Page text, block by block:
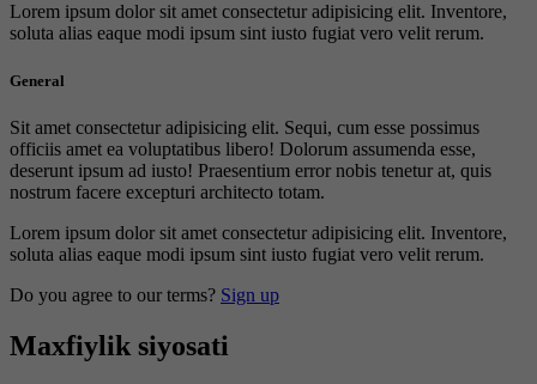
Lorem ipsum dolor sit amet consectetur adipisicing elit. Inventore,
soluta alias eaque modi ipsum sint iusto fugiat vero velit rerum.
General
Sit amet consectetur adipisicing elit. Sequi, cum esse possimus
officiis amet ea voluptatibus libero! Dolorum assumenda esse,
deserunt ipsum ad iusto! Praesentium error nobis tenetur at, quis
nostrum facere excepturi architecto totam.
Lorem ipsum dolor sit amet consectetur adipisicing elit. Inventore,
soluta alias eaque modi ipsum sint iusto fugiat vero velit rerum.
Do you agree to our terms? Sign up
Maxfiylik siyosati